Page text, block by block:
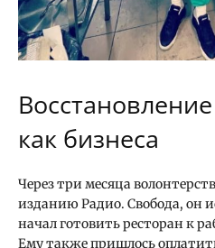
как бизнеса
Через три месяца
изданию Радио. Свобода, он
начал готовить ресторан к
Ему также пришлось